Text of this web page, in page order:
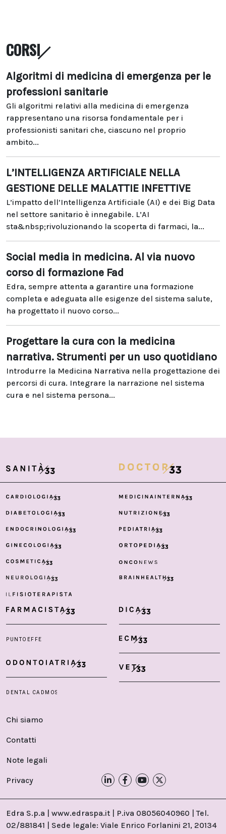
CORSI
Algoritmi di medicina di emergenza per le
professioni sanitarie
Gli algoritmi relativi alla medicina di emergenza
rappresentano una risorsa fondamentale per i
professionisti sanitari che, ciascuno nel proprio
ambito...
L’INTELLIGENZA ARTIFICIALE NELLA
GESTIONE DELLE MALATTIE INFETTIVE
L’impatto dell’Intelligenza Artificiale (AI) e dei Big Data
nel settore sanitario è innegabile. L’AI
sta&nbsp;rivoluzionando la scoperta di farmaci, la...
Social media in medicina. Al via nuovo
corso di formazione Fad
Edra, sempre attenta a garantire una formazione
completa e adeguata alle esigenze del sistema salute,
ha progettato il nuovo corso...
Progettare la cura con la medicina
narrativa. Strumenti per un uso quotidiano
Introdurre la Medicina Narrativa nella progettazione dei
percorsi di cura. Integrare la narrazione nel sistema
cura e nel sistema persona...
Chi siamo
Contatti
Note legali
Privacy
Edra S.p.a | www.edraspa.it | P.iva 08056040960 | Tel.
02/881841 | Sede legale: Viale Enrico Forlanini 21, 20134